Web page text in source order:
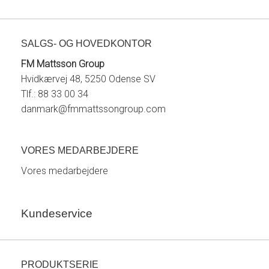
SALGS- OG HOVEDKONTOR
FM Mattsson Group
Hvidkærvej 48, 5250 Odense SV
Tlf.: 88 33 00 34
danmark@fmmattssongroup.com
VORES MEDARBEJDERE
Vores medarbejdere
Kundeservice
PRODUKTSERIE